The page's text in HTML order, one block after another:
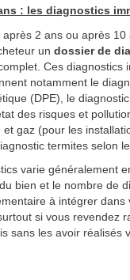
: les diagnostics
2 ans ou après
un dossier de
Ces diagnostics
notamment le
(DPE), le
des risques et
gaz (pour les
termites selon
varie généralement
bien et le nombre de
à intégrer dans
si vous revendez
sans les avoir réalisés